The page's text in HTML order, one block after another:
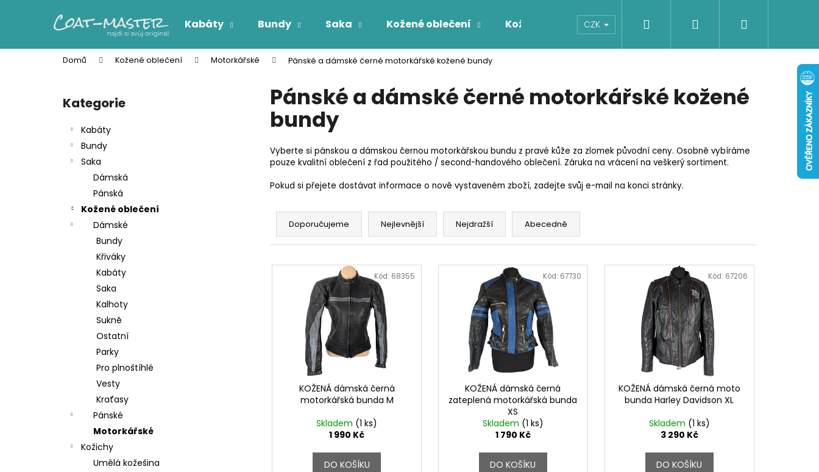
Kabáty Bundy Saka Kožené oblečení Kožichy Boty Dětské
CZK Přihlášení
Domů Kožené oblečení Motorkářské Pánské a dámské černé motorkářské kožené bundy
Přeskočit
kategorie
Kategorie
Kabáty
Bundy
Saka
Dámská
Pánská
Kožené oblečení
Dámské
Bundy
Křiváky
Kabáty
Saka
Kalhoty
Sukně
Ostatní
Parky
Pro plnoštíhlé
Vesty
Kraťasy
Pánské
Motorkářské
Kožichy
Umělá kožešina
Pánské a dámské černé motorkářské kožené
bundy
Vyberte si pánskou a dámskou černou motorkářskou bundu z pravé kůže za zlomek původní ceny. Osobně vybíráme
pouze kvalitní oblečení z řad použitého / second-handového oblečení. Záruka na vrácení na veškerý sortiment.
Pokud si přejete dostávat informace o nově vystaveném zboží, zadejte svůj e-mail na konci stránky.
Ř
z
Doporučujeme Nejlevnější Nejdražší Abecedně
V
KOŽENÁ dámská černá
motorkářská bunda M
Skladem (1 ks)
1 990 Kč
DO KOŠÍKU
Kód: 68355
KOŽENÁ dámská černá
zateplená motorkářská bunda
XS
Skladem (1 ks)
1 790 Kč
DO KOŠÍKU
Kód: 67730
KOŽENÁ dámská černá moto
bunda Harley Davidson XL
Skladem (1 ks)
3 290 Kč
DO KOŠÍKU
Kód: 67206
í
Zpět
do
obchodu
Zpět
do
obchodu
Co potřebujete najít?